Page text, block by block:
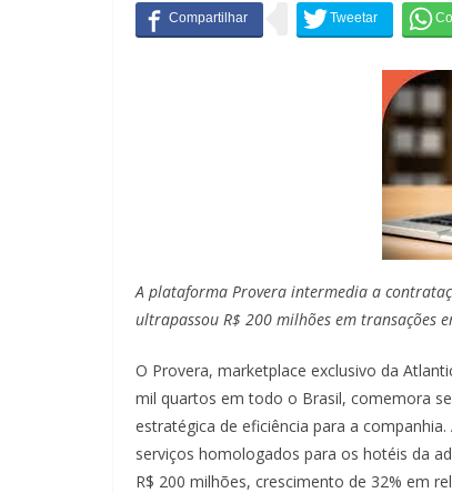
A plataforma Provera intermedia a
ultrapassou R$ 200 milhões em transações
O Provera, marketplace exclusivo da
mil quartos em todo o Brasil, comemora
estratégica de eficiência para a
serviços homologados para os hotéis da
R$ 200 milhões, crescimento de 32% em